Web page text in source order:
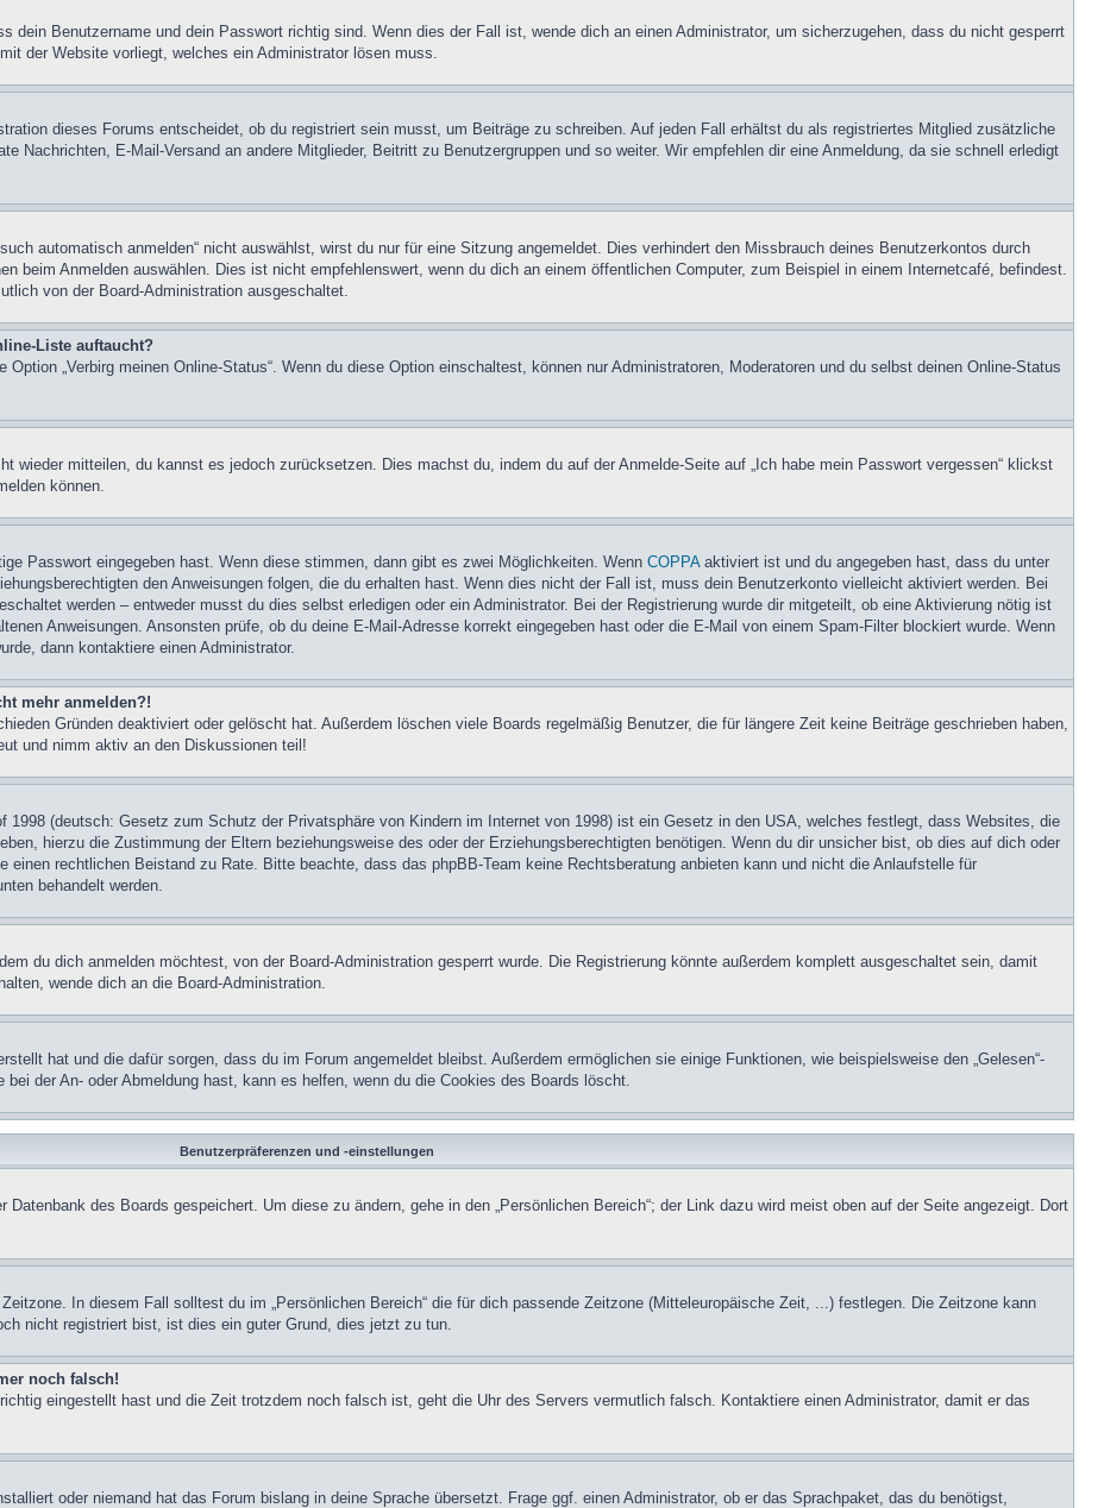
dein Benutzername und dein Passwort richtig sind. Wenn dies der Fall ist, wende dich an einen Administrator, um sicherzugehen, dass du nicht gesperrt
der Website vorliegt, welches ein Administrator lösen muss.
dieses Forums entscheidet, ob du registriert sein musst, um Beiträge zu schreiben. Auf jeden Fall erhältst du als registriertes Mitglied zusätzliche
Nachrichten, E-Mail-Versand an andere Mitglieder, Beitritt zu Benutzergruppen und so weiter. Wir empfehlen dir eine Anmeldung, da sie schnell erledigt
automatisch anmelden“ nicht auswählst, wirst du nur für eine Sitzung angemeldet. Dies verhindert den Missbrauch deines Benutzerkontos durch
beim Anmelden auswählen. Dies ist nicht empfehlenswert, wenn du dich an einem öffentlichen Computer, zum Beispiel in einem Internetcafé, befindest.
von der Board-Administration ausgeschaltet.
Liste auftaucht?
„Verbirg meinen Online-Status“. Wenn du diese Option einschaltest, können nur Administratoren, Moderatoren und du selbst deinen Online-Status
wieder mitteilen, du kannst es jedoch zurücksetzen. Dies machst du, indem du auf der Anmelde-Seite auf „Ich habe mein Passwort vergessen“ klickst
können.
Passwort eingegeben hast. Wenn diese stimmen, dann gibt es zwei Möglichkeiten. Wenn COPPAaktiviert ist und du angegeben hast, dass du unter
den Anweisungen folgen, die du erhalten hast. Wenn dies nicht der Fall ist, muss dein Benutzerkonto vielleicht aktiviert werden. Bei
werden – entweder musst du dies selbst erledigen oder ein Administrator. Bei der Registrierung wurde dir mitgeteilt, ob eine Aktivierung nötig ist
Anweisungen. Ansonsten prüfe, ob du deine E-Mail-Adresse korrekt eingegeben hast oder die E-Mail von einem Spam-Filter blockiert wurde. Wenn
dann kontaktiere einen Administrator.
mehr anmelden?!
Gründen deaktiviert oder gelöscht hat. Außerdem löschen viele Boards regelmäßig Benutzer, die für längere Zeit keine Beiträge geschrieben haben,
und nimm aktiv an den Diskussionen teil!
(deutsch: Gesetz zum Schutz der Privatsphäre von Kindern im Internet von 1998) ist ein Gesetz in den USA, welches festlegt, dass Websites, die
hierzu die Zustimmung der Eltern beziehungsweise des oder der Erziehungsberechtigten benötigen. Wenn du dir unsicher bist, ob dies auf dich oder
rechtlichen Beistand zu Rate. Bitte beachte, dass das phpBB-Team keine Rechtsberatung anbieten kann und nicht die Anlaufstelle für
behandelt werden.
du dich anmelden möchtest, von der Board-Administration gesperrt wurde. Die Registrierung könnte außerdem komplett ausgeschaltet sein, damit
wende dich an die Board-Administration.
hat und die dafür sorgen, dass du im Forum angemeldet bleibst. Außerdem ermöglichen sie einige Funktionen, wie beispielsweise den „Gelesen“-
der An- oder Abmeldung hast, kann es helfen, wenn du die Cookies des Boards löscht.
Benutzerpräferenzen und -einstellungen
des Boards gespeichert. Um diese zu ändern, gehe in den „Persönlichen Bereich“; der Link dazu wird meist oben auf der Seite angezeigt. Dort
In diesem Fall solltest du im „Persönlichen Bereich“ die für dich passende Zeitzone (Mitteleuropäische Zeit, ...) festlegen. Die Zeitzone kann
nicht registriert bist, ist dies ein guter Grund, dies jetzt zu tun.
noch falsch!
eingestellt hast und die Zeit trotzdem noch falsch ist, geht die Uhr des Servers vermutlich falsch. Kontaktiere einen Administrator, damit er das
oder niemand hat das Forum bislang in deine Sprache übersetzt. Frage ggf. einen Administrator, ob er das Sprachpaket, das du benötigst,